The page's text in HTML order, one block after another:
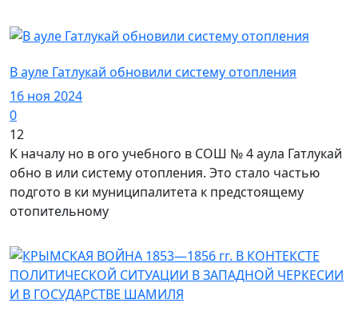
В ауле Гатлукай обновили систему отопления
16 ноя 2024
0
12
К началу но в ого учебного в СОШ № 4 аула Гатлукай
обно в или систему отопления. Это стало частью
подгото в ки муниципалитета к предстоящему
отопительному